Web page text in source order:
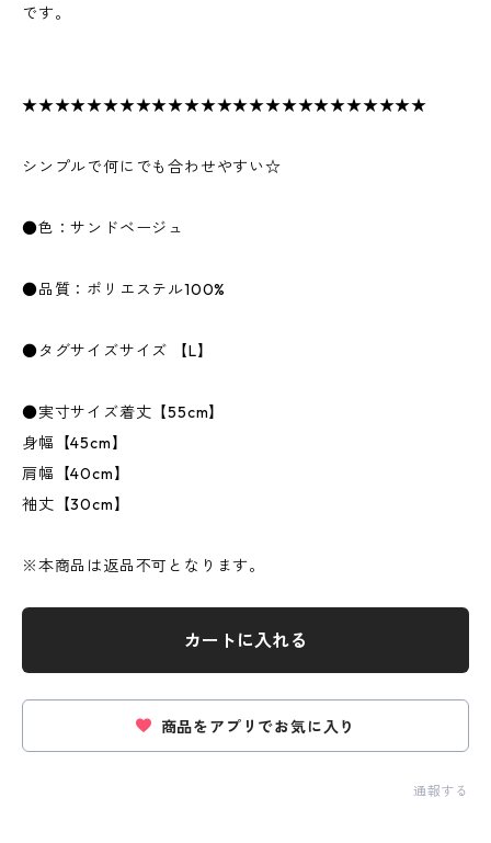
です。
★★★★★★★★★★★★★★★★★★★★★★★★★
シンプルで何にでも合わせやすい☆
●色：サンドベージュ
●品質：ポリエステル100%
●タグサイズサイズ 【L】
●実寸サイズ着丈【55cm】
身幅【45cm】
肩幅【40cm】
袖丈【30cm】
※本商品は返品不可となります。
カートに入れる
商品をアプリでお気に入り
通報する